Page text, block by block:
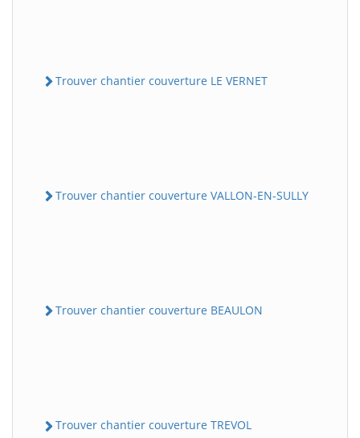
Trouver chantier couverture LE VERNET
Trouver chantier couverture VALLON-EN-SULLY
Trouver chantier couverture BEAULON
Trouver chantier couverture TREVOL